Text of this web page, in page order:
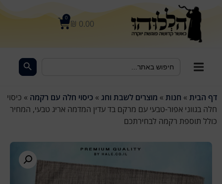
₪ 0.00
0
for:
דף הבית » חנות » מוצרים לשבת וחג » כיסוי חלה עם רקמה » כיסוי
חלה בגווני אפור-טבעי עם מרקם בד עדין המדמה אריג טבעי, המחיר
כולל תוספת רקמה לבחירתכם